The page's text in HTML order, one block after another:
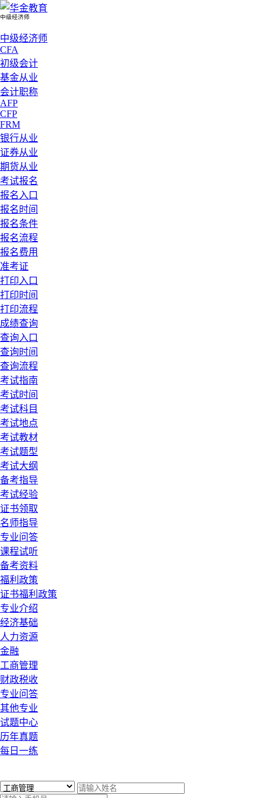
中级经济师
中级经济师
CFA
初级会计
基金从业
会计职称
AFP
CFP
FRM
银行从业
证券从业
期货从业
考试报名
报名入口
报名时间
报名条件
报名流程
报名费用
准考证
打印入口
打印时间
打印流程
成绩查询
查询入口
查询时间
查询流程
考试指南
考试时间
考试科目
考试地点
考试教材
考试题型
考试大纲
备考指导
考试经验
证书领取
名师指导
专业问答
课程试听
备考资料
福利政策
证书福利政策
专业介绍
经济基础
人力资源
金融
工商管理
财政税收
专业问答
其他专业
试题中心
历年真题
每日一练